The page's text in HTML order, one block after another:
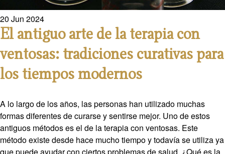
20 Jun 2024
El antiguo arte de la terapia con
ventosas: tradiciones curativas para
los tiempos modernos
A lo largo de los años, las personas han utilizado muchas
formas diferentes de curarse y sentirse mejor. Uno de estos
antiguos métodos es el de la terapia con ventosas. Este
método existe desde hace mucho tiempo y todavía se utiliza ya